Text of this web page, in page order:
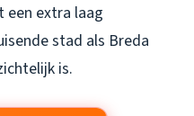
een extra laag
stad als Breda
is.